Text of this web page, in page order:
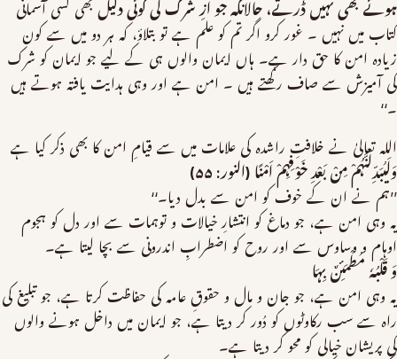
ہوئے بھی نہیں ڈرتے، حالانکہ جو ازِ شرک کی کوئی دلیل بھی کسی آسمانی
کتاب میں نہیں ۔ غور کرو اگر تم کو علم ہے تو بتلاؤ، کہ ہر دو میں سے کون
زیادہ امن کا حق دار ہے۔ ہاں ایمان والوں ہی کے لیے جو ایمان کو شرک
کی آمیزش سے صاف رکھتے ہیں ۔ امن ہے اور وہی ہدایت یافتہ ہوتے ہیں
۔‘‘
اللہ تعالیٰ نے خلافتِ راشدہ کی علامات میں سے قیامِ امن کا بھی ذکر کیا ہے
وَلَیُبَدِّلَنَّہُمْ مِنْ بَعْدِ خَوْفِہِمْ اَمْنًا (النور: ۵۵)
’’ہم نے ان کے خوف کو امن سے بدل دیا۔‘‘
یہ وہی امن ہے، جو دماغ کو انتشارِ خیالات و توہمات سے اور دل کو ہجوم
اوہام و وساوس سے اور روح کو اضطرابِ اندرونی سے بچا لیتا ہے۔
وَ قَلْبُہٗ مُطْمَئِنٌ بِہَا
یہ وہی امن ہے، جو جان و مال و حقوقِ عامہ کی حفاظت کرتا ہے، جو تبلیغ کی
راہ سے سب رکاوٹوں کو دُور کر دیتا ہے، جو ایمان میں داخل ہونے والوں
کی پریشان خیالی کو محو کر دیتا ہے۔